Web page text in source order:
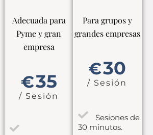
Adecuada para
Pyme y gran
empresa
€35
/ Sesión
Para grupos y
grandes empresas
€30
/ Sesión
Sesiones de
30 minutos.